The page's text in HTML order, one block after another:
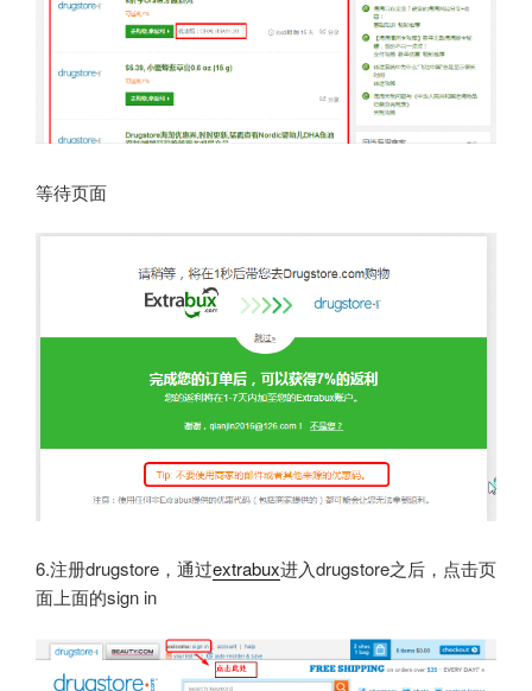
等待页面
6.注册drugstore，通过extrabux进入drugstore之后，点击页
面上面的sign in